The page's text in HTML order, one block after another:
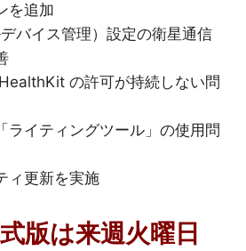
を追加
バイス管理）設定の衛星通信
の許可が持続しない問
ライティングツール」の使用問
ィ更新を実施
版は来週火曜日